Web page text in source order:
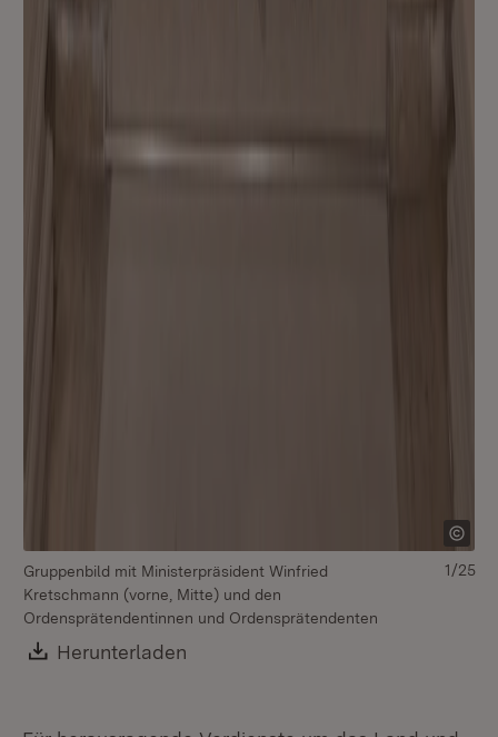
Gruppenbild mit Ministerpräsident Winfried
Kretschmann (vorne, Mitte) und den
Ordensprätendentinnen und Ordensprätendenten
Download:
Herunterladen
1/25